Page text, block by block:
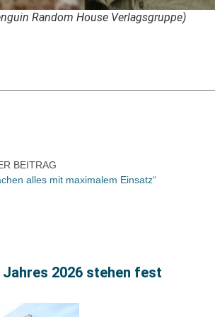
Random House Verlagsgruppe)
BEITRAG
alles mit maximalem Einsatz“
2026 stehen fest